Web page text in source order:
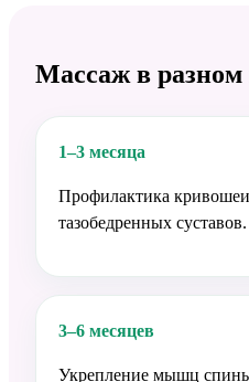
Массаж в разном
1–3 месяца
Профилактика
тазобедренных суставов.
3–6 месяцев
Укрепление мышц